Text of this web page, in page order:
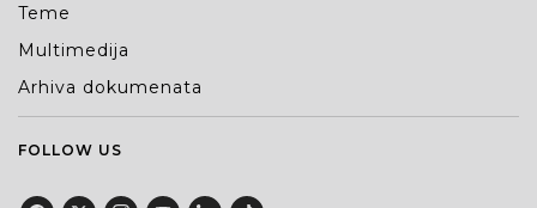
Teme
Multimedija
Arhiva dokumenata
FOLLOW US